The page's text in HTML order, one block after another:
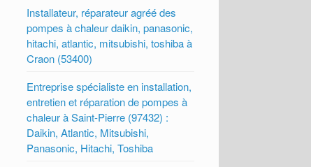
Installateur, réparateur agréé des
pompes à chaleur daikin, panasonic,
hitachi, atlantic, mitsubishi, toshiba à
Craon (53400)
Entreprise spécialiste en installation,
entretien et réparation de pompes à
chaleur à Saint-Pierre (97432) :
Daikin, Atlantic, Mitsubishi,
Panasonic, Hitachi, Toshiba